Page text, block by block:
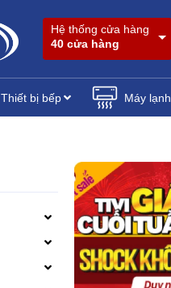
Hệ thống cửa hàng
40 cửa hàng
Thiết bị bếp Máy lạnh